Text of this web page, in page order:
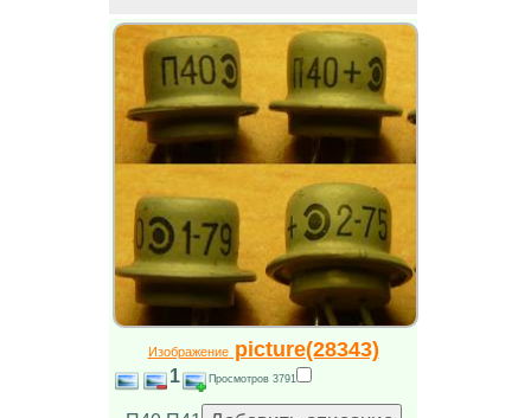
Изображениеpicture(28343)
1 Просмотров 3791